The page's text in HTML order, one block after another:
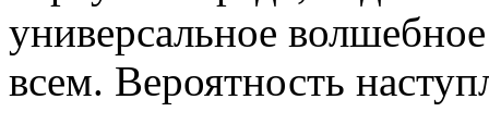
универсальное
всем. Вероятность